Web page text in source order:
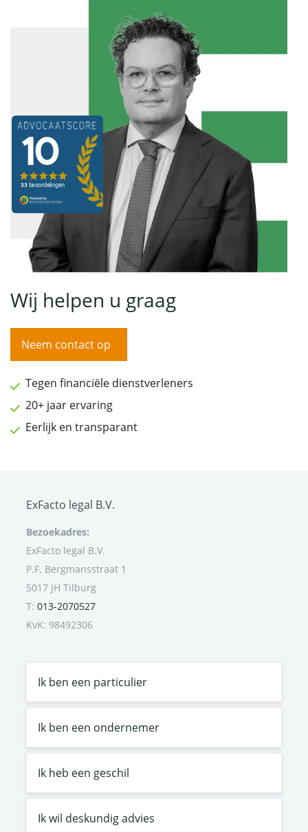
Wij helpen u graag
Neem contact op
Tegen financiële dienstverleners
20+ jaar ervaring
Eerlijk en transparant
ExFacto legal B.V.
Bezoekadres:
ExFacto legal B.V.
P.F. Bergmansstraat 1
5017 JH Tilburg
T: 013-2070527
KvK: 98492306
Ik ben een particulier
Ik ben een ondernemer
Ik heb een geschil
Ik wil deskundig advies